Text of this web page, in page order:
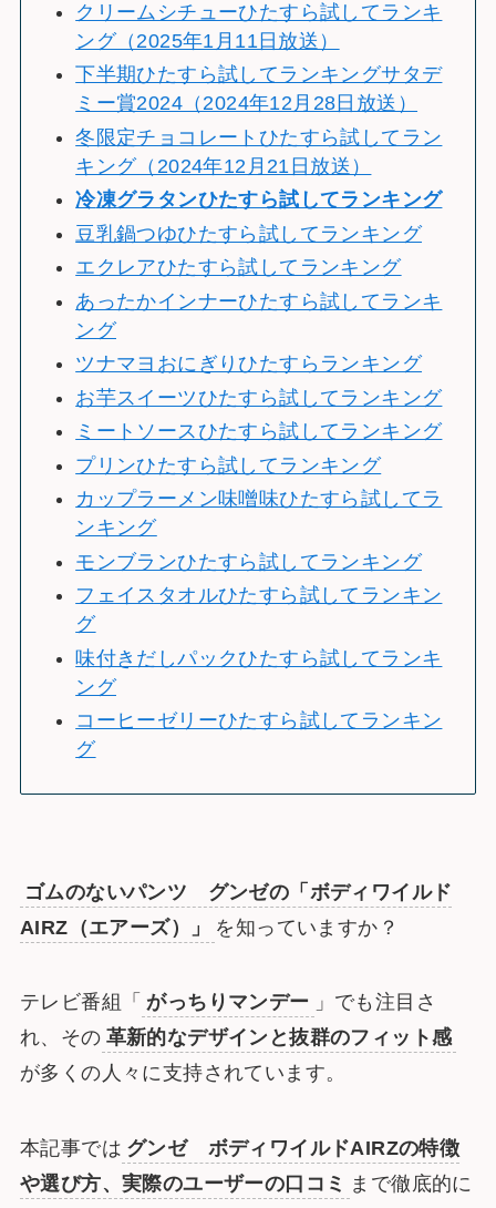
クリームシチューひたすら試してランキ
ング（2025年1月11日放送）
下半期ひたすら試してランキングサタデ
ミー賞2024（2024年12月28日放送）
冬限定チョコレートひたすら試してラン
キング（2024年12月21日放送）
冷凍グラタンひたすら試してランキング
豆乳鍋つゆひたすら試してランキング
エクレアひたすら試してランキング
あったかインナーひたすら試してランキ
ング
ツナマヨおにぎりひたすらランキング
お芋スイーツひたすら試してランキング
ミートソースひたすら試してランキング
プリンひたすら試してランキング
カップラーメン味噌味ひたすら試してラ
ンキング
モンブランひたすら試してランキング
フェイスタオルひたすら試してランキン
グ
味付きだしパックひたすら試してランキ
ング
コーヒーゼリーひたすら試してランキン
グ
ゴムのないパンツ グンゼの「ボディワイルド
AIRZ（エアーズ）」
を知っていますか？
テレビ番組「 がっちりマンデー 」でも注目さ
れ、その 革新的なデザインと抜群のフィット感
が多くの人々に支持されています。
本記事では グンゼ ボディワイルドAIRZの特徴
や選び方、実際のユーザーの口コミ まで徹底的に